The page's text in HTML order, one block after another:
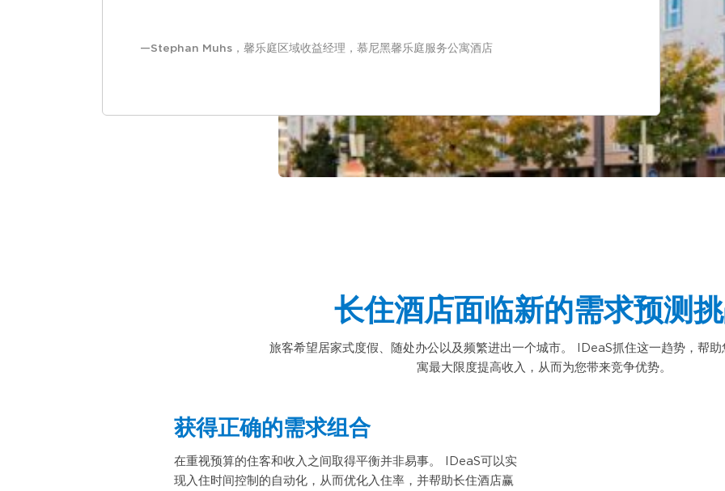
Stephan Muhs，馨乐庭区域收益经理，慕尼黑馨乐庭服务公寓酒店
长住酒店面临新的需求预测
旅客希望居家式度假、随处办公以及频繁进出一个城市。 IDeaS抓住这一趋势，帮
寓最大限度提高收入，从而为您带来竞争优势。
获得正确的需求组合
在重视预算的住客和收入之间取得平衡并非易事。 IDeaS可以实
现入住时间控制的自动化，从而优化入住率，并帮助长住酒店赢